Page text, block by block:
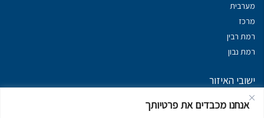
אנחנו מכבדים את פרטיותך
מערבית
מרכז
רמת רבין
רמת נבון
ישובי האיזור
נכסים במשגב